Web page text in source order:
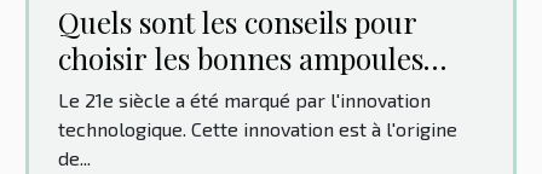
Quels sont les conseils pour
choisir les bonnes ampoules
pour votre voiture ?
Le 21e siècle a été marqué par l'innovation
technologique. Cette innovation est à l'origine
de...